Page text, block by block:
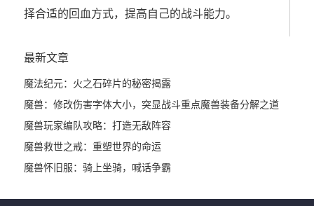
择合适的回血方式，提高自己的战斗能力。
最新文章
魔法纪元：火之石碎片的秘密揭露
魔兽：修改伤害字体大小，突显战斗重点魔兽装备分解之道
魔兽玩家编队攻略：打造无敌阵容
魔兽救世之戒：重塑世界的命运
魔兽怀旧服：骑上坐骑，喊话争霸